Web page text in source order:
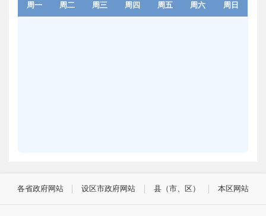
周一 周二 周三 周四 周五 周六 周日
各省政府网站 设区市政府网站 县（市、区） 本区网站